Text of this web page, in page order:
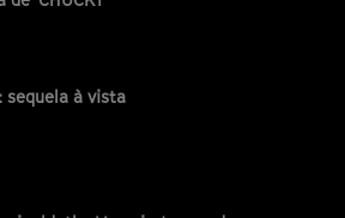
sequela à vista